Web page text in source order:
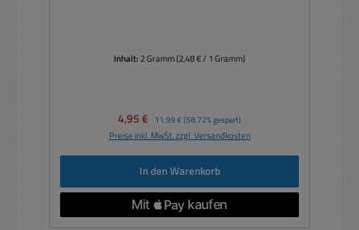
Inhalt:2 Gramm(2,48 € / 1 Gramm)
Verkaufspreis:
4,95 € Regulärer Preis:
11,99 € (58.72% gespart)
Preise inkl. MwSt. zzgl. Versandkosten
In den Warenkorb